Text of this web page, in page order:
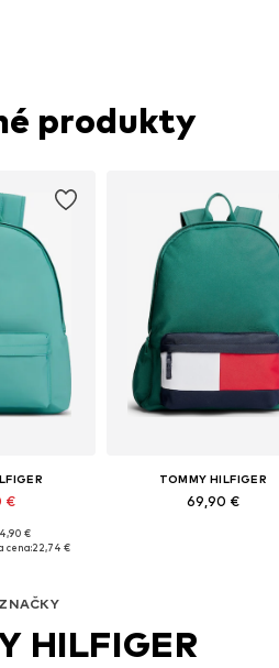
produkty
€
One Size
€
cena:22,74 €
TOMMY HILFIGER
69,90 €
HILFIGER